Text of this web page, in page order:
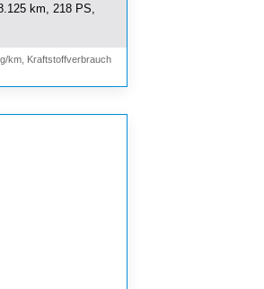
km, 218 PS,
km, Kraftstoffverbrauch